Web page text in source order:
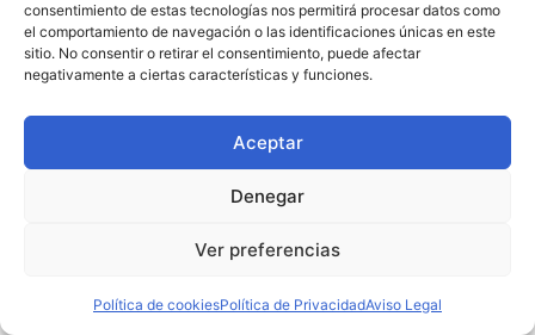
consentimiento de estas tecnologías nos permitirá procesar datos como
el comportamiento de navegación o las identificaciones únicas en este
sitio. No consentir o retirar el consentimiento, puede afectar
negativamente a ciertas características y funciones.
Aceptar
Denegar
Ver preferencias
Política de cookiesPolítica de PrivacidadAviso Legal